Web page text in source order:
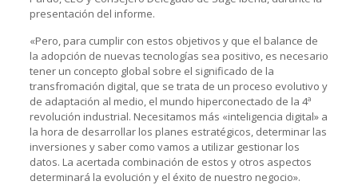
presentación del informe.
«Pero, para cumplir con estos objetivos y que el balance de
la adopción de nuevas tecnologías sea positivo, es necesario
tener un concepto global sobre el significado de la
transfromación digital, que se trata de un proceso evolutivo y
de adaptación al medio, el mundo hiperconectado de la 4ª
revolución industrial. Necesitamos más «inteligencia digital» a
la hora de desarrollar los planes estratégicos, determinar las
inversiones y saber como vamos a utilizar gestionar los
datos. La acertada combinación de estos y otros aspectos
determinará la evolución y el éxito de nuestro negocio».